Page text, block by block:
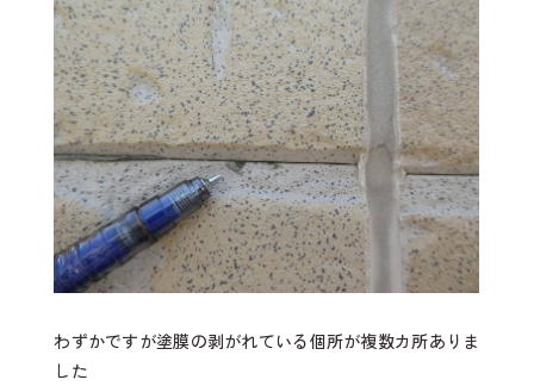
わずかですが塗膜の剥がれている個所が複数カ所ありま
した